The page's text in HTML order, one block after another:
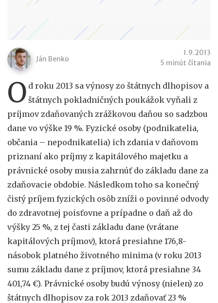
Ján Benko
1.9.2013
5 minút čítania
O d roku 2013 sa výnosy zo štátnych dlhopisov a
štátnych pokladničných poukážok vyňali z
príjmov zdaňovaných zrážkovou daňou so sadzbou
dane vo výške 19 %. Fyzické osoby (podnikatelia,
občania – nepodnikatelia) ich zdania v daňovom
priznaní ako príjmy z kapitálového majetku a
právnické osoby musia zahrnúť do základu dane za
zdaňovacie obdobie. Následkom toho sa konečný
čistý príjem fyzických osôb zníži o povinné odvody
do zdravotnej poisťovne a prípadne o daň až do
výšky 25 %, z tej časti základu dane (vrátane
kapitálových príjmov), ktorá presiahne 176,8-
násobok platného životného minima (v roku 2013
sumu základu dane z príjmov, ktorá presiahne 34
401,74 €). Právnické osoby budú výnosy (nielen) zo
štátnych dlhopisov za rok 2013 zdaňovať 23 %